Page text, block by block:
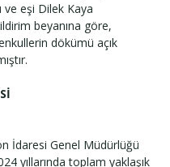
ve eşi Dilek Kaya
beyanına göre,
dökümü açık
İdaresi Genel Müdürlüğü
yıllarında toplam yaklaşık